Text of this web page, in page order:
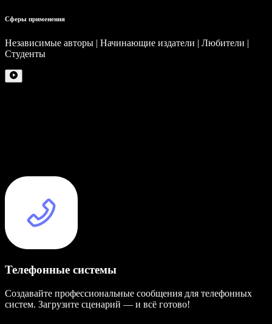
Сферы применения
Независимые авторы | Начинающие издатели | Любители |
Студенты
Телефонные системы
Создавайте профессиональные сообщения для телефонных
систем. Загрузите сценарий — и всё готово!